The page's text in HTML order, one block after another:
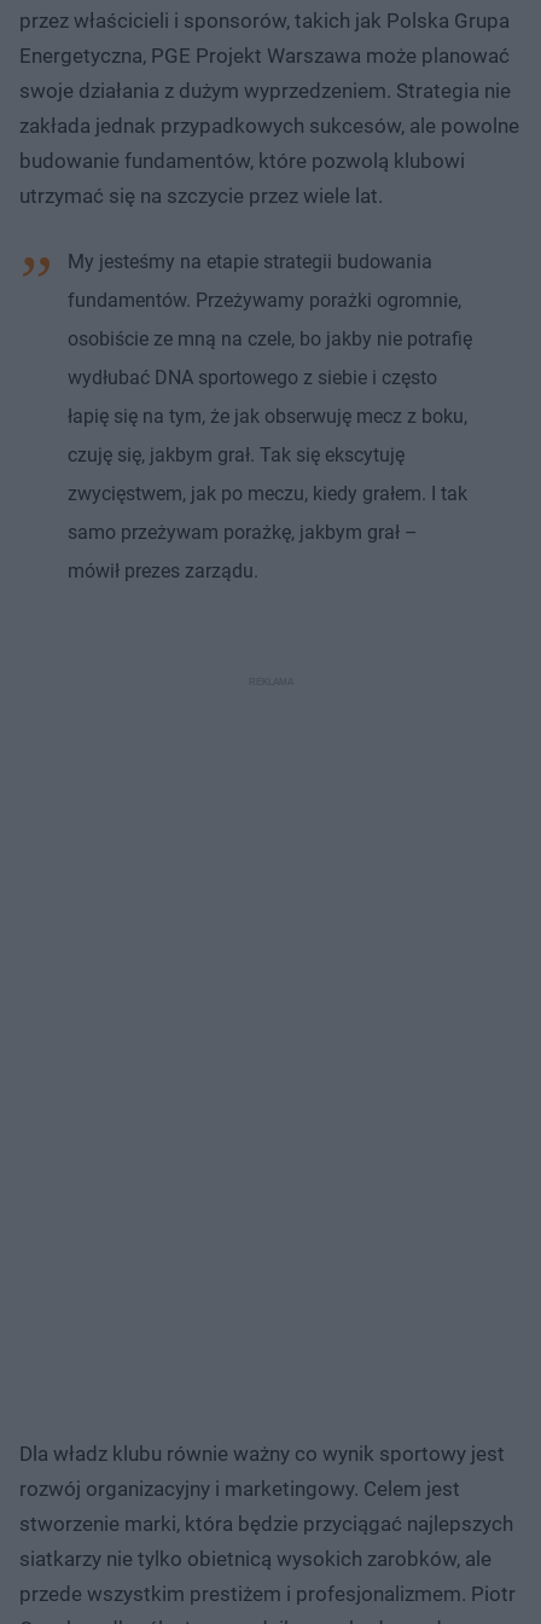
przez właścicieli i sponsorów, takich jak Polska Grupa
Energetyczna, PGE Projekt Warszawa może planować
swoje działania z dużym wyprzedzeniem. Strategia nie
zakłada jednak przypadkowych sukcesów, ale powolne
budowanie fundamentów, które pozwolą klubowi
utrzymać się na szczycie przez wiele lat.
My jesteśmy na etapie strategii budowania
fundamentów. Przeżywamy porażki ogromnie,
osobiście ze mną na czele, bo jakby nie potrafię
wydłubać DNA sportowego z siebie i często
łapię się na tym, że jak obserwuję mecz z boku,
czuję się, jakbym grał. Tak się ekscytuję
zwycięstwem, jak po meczu, kiedy grałem. I tak
samo przeżywam porażkę, jakbym grał –
mówił prezes zarządu.
Dla władz klubu równie ważny co wynik sportowy jest
rozwój organizacyjny i marketingowy. Celem jest
stworzenie marki, która będzie przyciągać najlepszych
siatkarzy nie tylko obietnicą wysokich zarobków, ale
przede wszystkim prestiżem i profesjonalizmem. Piotr